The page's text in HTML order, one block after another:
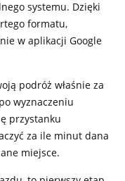
systemu. Dzięki
formatu,
w aplikacji Google
podróż właśnie za
wyznaczeniu
przystanku
za ile minut dana
miejsce.